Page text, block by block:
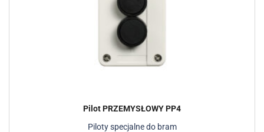
Piloty specjalne do bram
Pilot PRZEMYSŁOWY PP4